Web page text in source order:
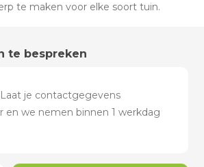
te maken voor elke soort tuin.
te bespreken